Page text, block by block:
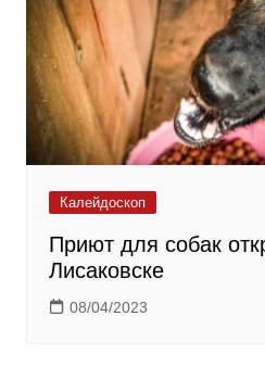
Калейдоскоп
Приют для собак
Лисаковске
08/04/2023